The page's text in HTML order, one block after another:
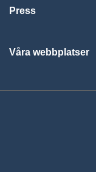
Press
Våra webbplatser